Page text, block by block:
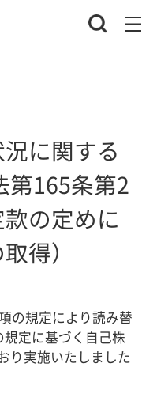
に関する
第165条第2
の定めに
得）
の規定により読み替
定に基づく自己株
り実施いたしました